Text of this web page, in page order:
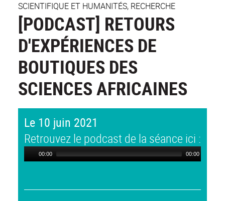
SCIENTIFIQUE ET HUMANITÉS, RECHERCHE
[PODCAST] RETOURS
D'EXPÉRIENCES DE
BOUTIQUES DES
SCIENCES AFRICAINES
Le 10 juin 2021
Retrouvez le podcast de la séance ici :
00:00 00:00